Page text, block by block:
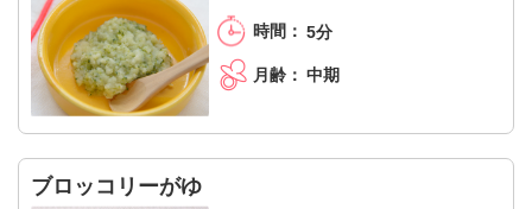
5分
中期
ブロッコリーがゆ